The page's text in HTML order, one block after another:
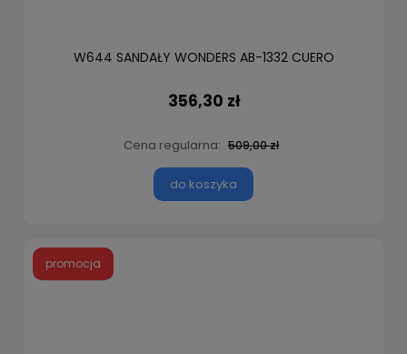
W644 SANDAŁY WONDERS AB-1332 CUERO
356,30 zł
Cena regularna: 509,00 zł
do koszyka
promocja